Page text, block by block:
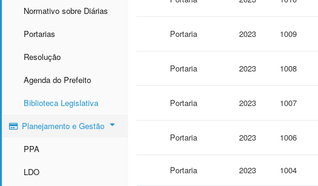
Normativo sobre Diárias
Portarias
Resolução
Agenda do Prefeito
Biblioteca Legislativa
Planejamento e Gestão
PPA
LDO
Portaria 2023 1009
Portaria 2023 1008
Portaria 2023 1007
Portaria 2023 1006
Portaria 2023 1004